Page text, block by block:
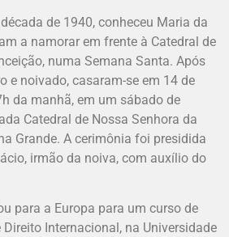
de 1940, conheceu Maria da
a namorar em frente à Catedral de
numa Semana Santa. Após
e noivado, casaram-se em 14 de
da manhã, em um sábado de
Catedral de Nossa Senhora da
Grande. A cerimônia foi presidida
irmão da noiva, com auxílio do
para a Europa para um curso de
Internacional, na Universidade